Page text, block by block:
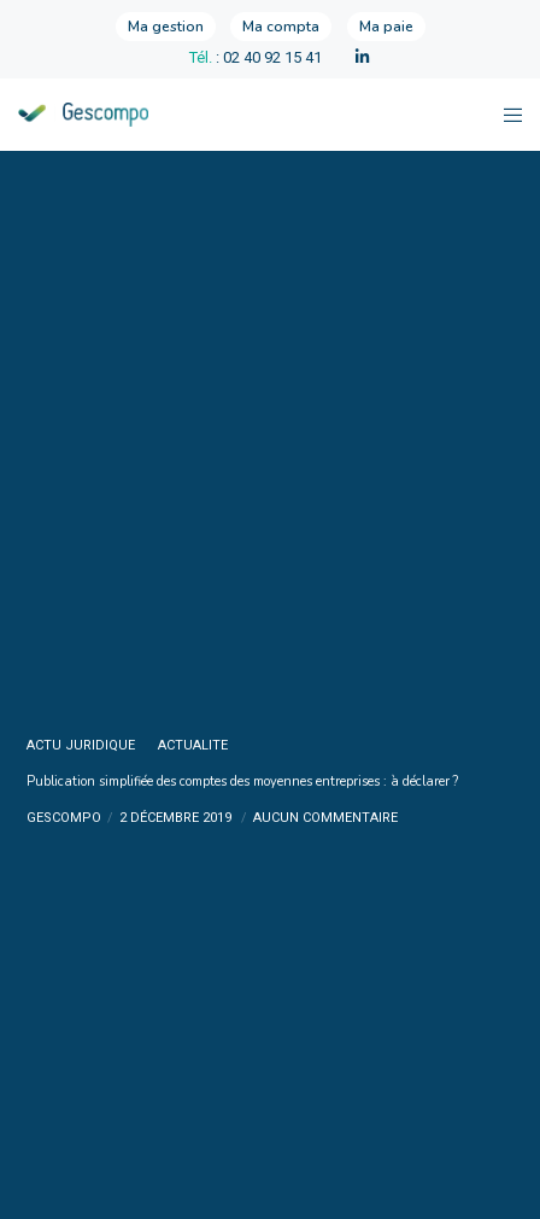
Ma gestion Ma compta Ma paie
Tél. : 02 40 92 15 41
ACTU JURIDIQUE ACTUALITE
Publication simplifiée des comptes des moyennes entreprises : à déclarer ?
GESCOMPO 2 DÉCEMBRE 2019 AUCUN COMMENTAIRE